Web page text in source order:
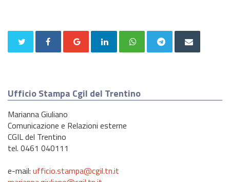
Ufficio Stampa Cgil del Trentino
Marianna Giuliano
Comunicazione e Relazioni esterne
CGIL del Trentino
tel. 0461 040111
e-mail: ufficio.stampa@cgil.tn.it